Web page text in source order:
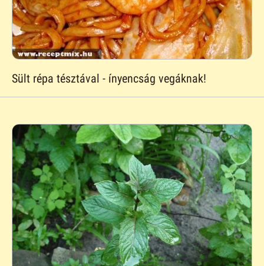
Sült répa tésztával - ínyencság vegáknak!